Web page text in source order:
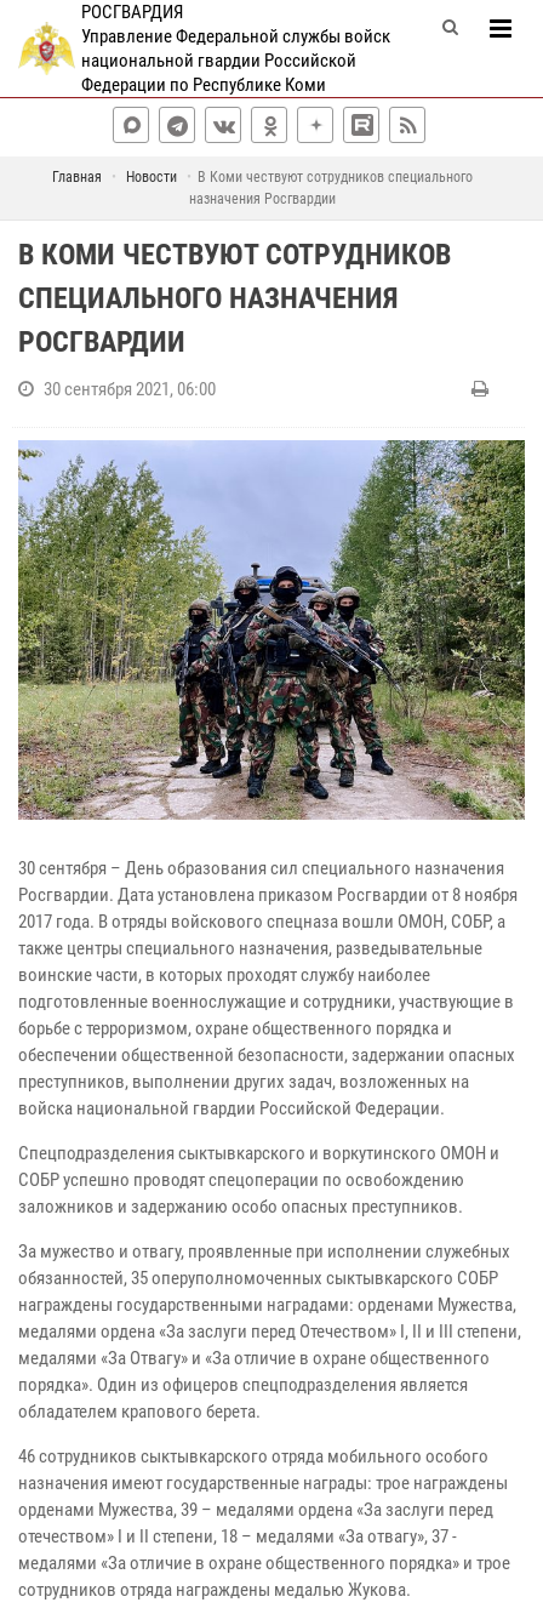
РОСГВАРДИЯ
Управление Федеральной службы войск
национальной гвардии Российской
Федерации по Республике Коми
Главная Новости
В Коми чествуют сотрудников специального
назначения Росгвардии
В КОМИ ЧЕСТВУЮТ СОТРУДНИКОВ
СПЕЦИАЛЬНОГО НАЗНАЧЕНИЯ
РОСГВАРДИИ
30 сентября 2021, 06:00
30 сентября – День образования сил специального назначения
Росгвардии. Дата установлена приказом Росгвардии от 8 ноября
2017 года. В отряды войскового спецназа вошли ОМОН, СОБР, а
также центры специального назначения, разведывательные
воинские части, в которых проходят службу наиболее
подготовленные военнослужащие и сотрудники, участвующие в
борьбе с терроризмом, охране общественного порядка и
обеспечении общественной безопасности, задержании опасных
преступников, выполнении других задач, возложенных на
войска национальной гвардии Российской Федерации.
Спецподразделения сыктывкарского и воркутинского ОМОН и
СОБР успешно проводят спецоперации по освобождению
заложников и задержанию особо опасных преступников.
За мужество и отвагу, проявленные при исполнении служебных
обязанностей, 35 оперуполномоченных сыктывкарского СОБР
награждены государственными наградами: орденами Мужества,
медалями ордена «За заслуги перед Отечеством» I, II и III степени,
медалями «За Отвагу» и «За отличие в охране общественного
порядка». Один из офицеров спецподразделения является
обладателем крапового берета.
46 сотрудников сыктывкарского отряда мобильного особого
назначения имеют государственные награды: трое награждены
орденами Мужества, 39 – медалями ордена «За заслуги перед
отечеством» I и II степени, 18 – медалями «За отвагу», 37 -
медалями «За отличие в охране общественного порядка» и трое
сотрудников отряда награждены медалью Жукова.